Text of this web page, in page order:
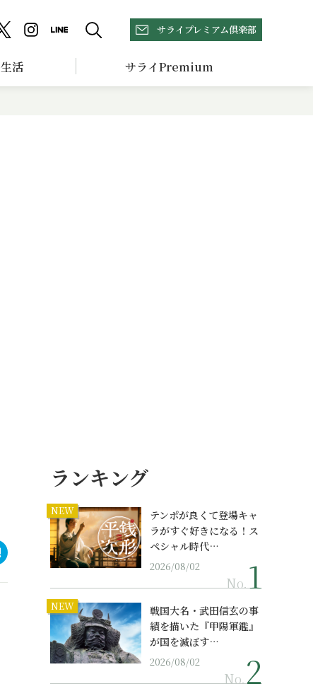
サライプレミアム倶楽部
生活 サライPremium
ランキング
NEW
テンポが良くて登場キャ
ラがすぐ好きになる！ス
ペシャル時代…
2026/08/02
No.
NEW
戦国大名・武田信玄の事
績を描いた『甲陽軍鑑』
が国を滅ぼす…
2026/08/02
No.